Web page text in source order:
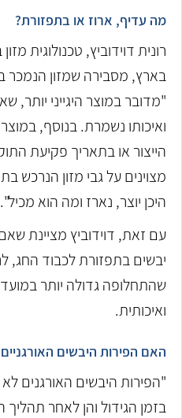
מה עדיף, ארוז או בתפזורת?
רונית דוידוביץ, טכנולוגית
בארץ, מסבירה שמזון הנמכר
"מדובר במוצר היגייני יותר,
ואיכותו נשמרת. בנוסף,
הייצור או בתאריך פקיעת
מצוינים על גבי מזון הנרכש
היכן יוצר, נארז ומה הוא מכיל".
עם זאת, דוידוביץ מציינת
יבשים בתפזורת לכבוד החג,
שהתחלופה גדולה יותר
ואיכותית.
האם הפירות היבשים
"הפירות היבשים האורגנים
בזמן הגידול והן לאחר תהליך